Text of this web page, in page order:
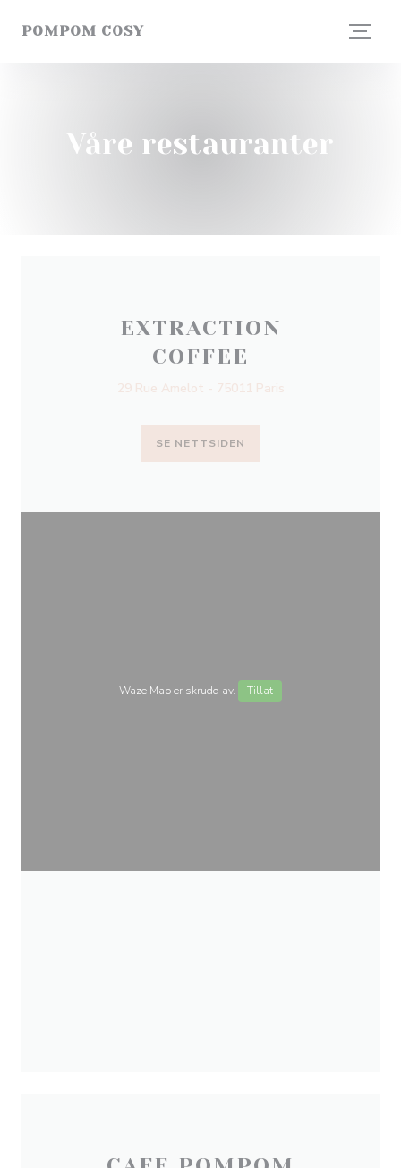
POMPOM COSY
Våre restauranter
EXTRACTION
COFFEE
29 Rue Amelot - 75011 Paris
SE NETTSIDEN
Waze Map er skrudd av. Tillat